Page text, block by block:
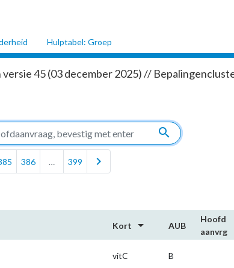
Hulptabel: Groep
45 (03 december 2025) //
search
386 … 399 chevron_right
Kort arrow_drop_down AUB
Hoofd​
aanvrg
vitC B